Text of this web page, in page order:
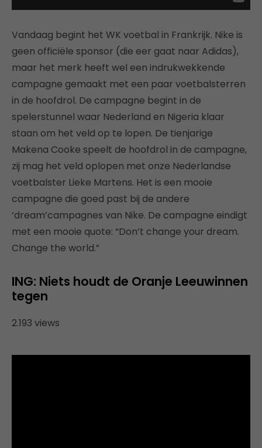
Vandaag begint het WK voetbal in Frankrijk. Nike is
geen officiële sponsor (die eer gaat naar Adidas),
maar het merk heeft wel een indrukwekkende
campagne gemaakt met een paar voetbalsterren
in de hoofdrol. De campagne begint in de
spelerstunnel waar Nederland en Nigeria klaar
staan om het veld op te lopen. De tienjarige
Makena Cooke speelt de hoofdrol in de campagne,
zij mag het veld oplopen met onze Nederlandse
voetbalster Lieke Martens. Het is een mooie
campagne die goed past bij de andere
‘dream’campagnes van Nike. De campagne eindigt
met een mooie quote: “Don’t change your dream.
Change the world.”
ING: Niets houdt de Oranje Leeuwinnen
tegen
2.193 views